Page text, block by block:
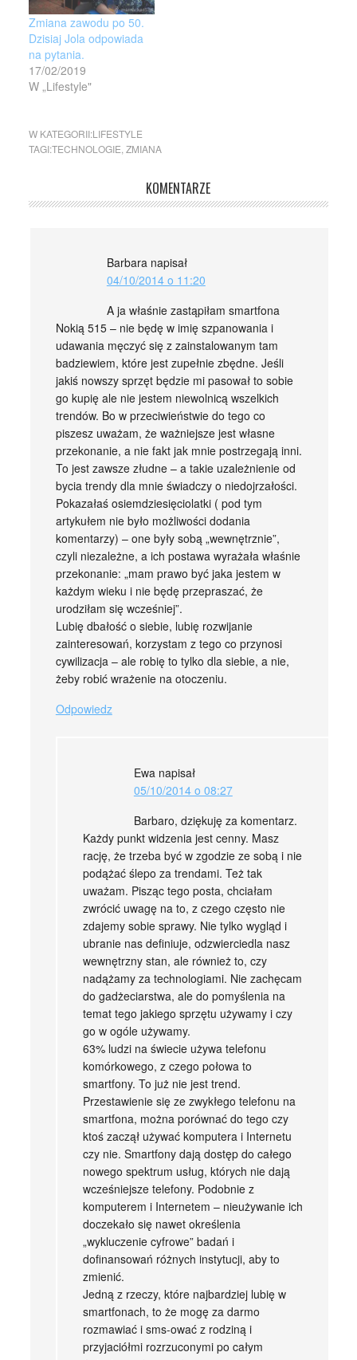
Zmiana zawodu po 50.
Dzisiaj Jola odpowiada
na pytania.
17/02/2019
W „Lifestyle"
W KATEGORII:LIFESTYLE
TAGI:TECHNOLOGIE ZMIANA
KOMENTARZE
Barbara napisał
04/10/2014 o 11:20
A ja właśnie zastąpiłam smartfona
Nokią 515 – nie będę w imię szpanowania i
udawania męczyć się z zainstalowanym tam
badziewiem, które jest zupełnie zbędne. Jeśli
jakiś nowszy sprzęt będzie mi pasował to sobie
go kupię ale nie jestem niewolnicą wszelkich
trendów. Bo w przeciwieństwie do tego co
piszesz uważam, że ważniejsze jest własne
przekonanie, a nie fakt jak mnie postrzegają inni.
To jest zawsze złudne – a takie uzależnienie od
bycia trendy dla mnie świadczy o niedojrzałości.
Pokazałaś osiemdziesięciolatki ( pod tym
artykułem nie było możliwości dodania
komentarzy) – one były sobą „wewnętrznie”,
czyli niezależne, a ich postawa wyrażała właśnie
przekonanie: „mam prawo być jaka jestem w
każdym wieku i nie będę przepraszać, że
urodziłam się wcześniej”.
Lubię dbałość o siebie, lubię rozwijanie
zainteresowań, korzystam z tego co przynosi
cywilizacja – ale robię to tylko dla siebie, a nie,
żeby robić wrażenie na otoczeniu.
Odpowiedz
Ewa napisał
05/10/2014 o 08:27
Barbaro, dziękuję za komentarz.
Każdy punkt widzenia jest cenny. Masz
rację, że trzeba być w zgodzie ze sobą i nie
podążać ślepo za trendami. Też tak
uważam. Pisząc tego posta, chciałam
zwrócić uwagę na to, z czego często nie
zdajemy sobie sprawy. Nie tylko wygląd i
ubranie nas definiuje, odzwierciedla nasz
wewnętrzny stan, ale również to, czy
nadążamy za technologiami. Nie zachęcam
do gadżeciarstwa, ale do pomyślenia na
temat tego jakiego sprzętu używamy i czy
go w ogóle używamy.
63% ludzi na świecie używa telefonu
komórkowego, z czego połowa to
smartfony. To już nie jest trend.
Przestawienie się ze zwykłego telefonu na
smartfona, można porównać do tego czy
ktoś zaczął używać komputera i Internetu
czy nie. Smartfony dają dostęp do całego
nowego spektrum usług, których nie dają
wcześniejsze telefony. Podobnie z
komputerem i Internetem – nieużywanie ich
doczekało się nawet określenia
„wykluczenie cyfrowe” badań i
dofinansowań różnych instytucji, aby to
zmienić.
Jedną z rzeczy, które najbardziej lubię w
smartfonach, to że mogę za darmo
rozmawiać i sms-ować z rodziną i
przyjaciółmi rozrzuconymi po całym